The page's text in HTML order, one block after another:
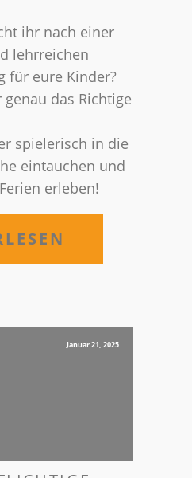
ihr nach einer
lehrreichen
für eure Kinder?
das Richtige
spielerisch in die
eintauchen und
erleben!
Januar 21, 2025